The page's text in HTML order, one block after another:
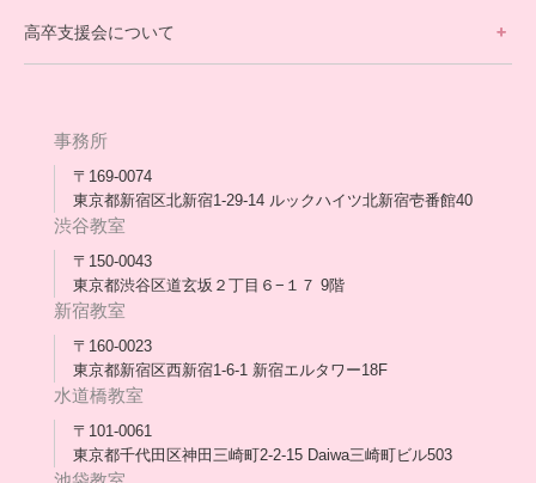
アウトリーチ支援
[家庭訪問カウンセリング]
保護者交流だより一覧
会長コラム一覧
高卒支援会について
メディア出演
スタッフ紹介
合格・進路実績
協力団体
理事長・会長あいさつ
保護者会
事務所
〒169-0074
東京都新宿区北新宿1-29-14 ルックハイツ北新宿壱番館40
渋谷教室
〒150-0043
東京都渋谷区道玄坂２丁目６−１７ 9階
新宿教室
〒160-0023
東京都新宿区西新宿1-6-1 新宿エルタワー18F
水道橋教室
〒101-0061
東京都千代田区神田三崎町2-2-15 Daiwa三崎町ビル503